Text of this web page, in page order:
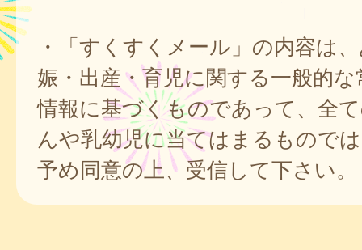
・「すくすくメール」の内容は
娠・出産・育児に関する一般的
情報に基づくものであって、全
んや乳幼児に当てはまるもので
予め同意の上、受信して下さい。